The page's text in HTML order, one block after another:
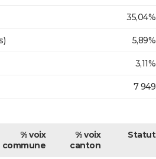
35,04%
5,89%
3,11%
7 949
% voix
commune
% voix
canton
Statut